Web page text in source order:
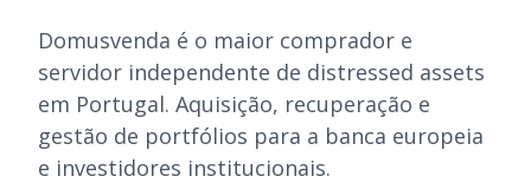
Domusvenda é o maior comprador e
servidor independente de distressed assets
em Portugal. Aquisição, recuperação e
gestão de portfólios para a banca europeia
e investidores institucionais.